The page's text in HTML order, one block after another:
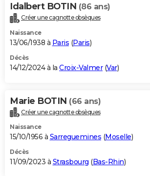
Idalbert BOTIN (86 ans)
Créer une cagnotte obsèques
Naissance
13/06/1938 à Paris (Paris)
Décès
14/12/2024 à la Croix-Valmer(Var)
Marie BOTIN (66 ans)
Créer une cagnotte obsèques
Naissance
15/10/1956 à Sarreguemines (Moselle)
Décès
11/09/2023 à Strasbourg (Bas-Rhin)